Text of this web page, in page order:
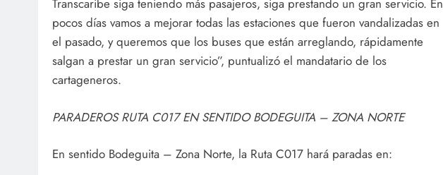
Transcaribe siga teniendo más pasajeros, siga prestando un gran servicio. En
pocos días vamos a mejorar todas las estaciones que fueron vandalizadas en
el pasado, y queremos que los buses que están arreglando, rápidamente
salgan a prestar un gran servicio”, puntualizó el mandatario de los
cartageneros.
PARADEROS RUTA C017 EN SENTIDO BODEGUITA – ZONA NORTE
En sentido Bodeguita – Zona Norte, la Ruta C017 hará paradas en: